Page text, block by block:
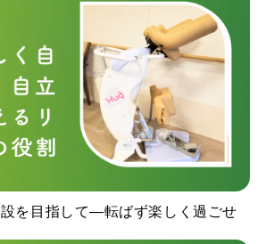
設を目指して—転ばず楽しく過ごせ